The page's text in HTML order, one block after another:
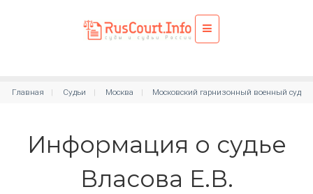
Главная Судьи Москва Московский гарнизонный военный суд
Информация о судье
Власова Е.В.